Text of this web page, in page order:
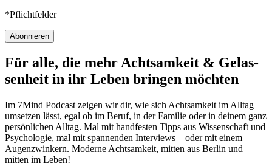
*Pflichtfelder
Abonnieren
Für alle, die mehr Acht­sam­keit & Gelas­
sen­heit in ihr Leben brin­gen möch­ten
Im 7Mind Pod­cast zeigen wir dir, wie sich Acht­sam­keit im Alltag
umset­zen lässt, egal ob im Beruf, in der Fami­lie oder in deinem ganz
per­sön­li­chen Alltag. Mal mit hand­fes­ten Tipps aus Wis­sen­schaft und
Psy­cho­lo­gie, mal mit spannenden Interviews – oder mit einem
Augen­zwin­kern. Moderne Acht­sam­keit, mitten aus Berlin und
mitten im Leben!